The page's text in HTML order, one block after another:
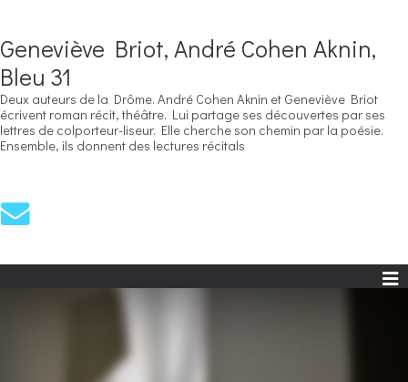
Geneviève Briot, André Cohen Aknin,
Bleu 31
Deux auteurs de la Drôme. André Cohen Aknin et Geneviève Briot
écrivent roman récit, théâtre. Lui partage ses découvertes par ses
lettres de colporteur-liseur. Elle cherche son chemin par la poésie.
Ensemble, ils donnent des lectures récitals